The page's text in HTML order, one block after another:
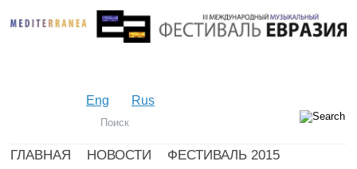
Eng Rus
ГЛАВНАЯ НОВОСТИ
ФЕСТИВАЛЬ 2015